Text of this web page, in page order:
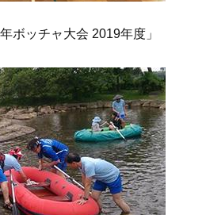
ッチャ大会 2019年度」